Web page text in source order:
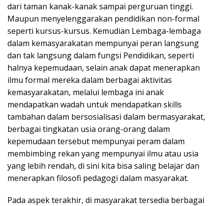
dari taman kanak-kanak sampai perguruan tinggi.
Maupun menyelenggarakan pendidikan non-formal
seperti kursus-kursus. Kemudian Lembaga-lembaga
dalam kemasyarakatan mempunyai peran langsung
dan tak langsung dalam fungsi Pendidikan, seperti
halnya kepemudaan, selain anak dapat menerapkan
ilmu formal mereka dalam berbagai aktivitas
kemasyarakatan, melalui lembaga ini anak
mendapatkan wadah untuk mendapatkan skills
tambahan dalam bersosialisasi dalam bermasyarakat,
berbagai tingkatan usia orang-orang dalam
kepemudaan tersebut mempunyai peram dalam
membimbing rekan yang mempunyai ilmu atau usia
yang lebih rendah, di sini kita bisa saling belajar dan
menerapkan filosofi pedagogi dalam masyarakat.
Pada aspek terakhir, di masyarakat tersedia berbagai